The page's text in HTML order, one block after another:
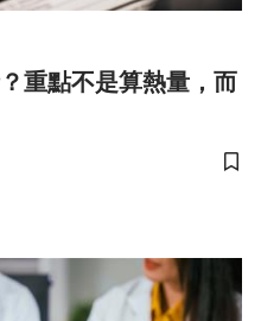
重點不是算熱量，而
儲